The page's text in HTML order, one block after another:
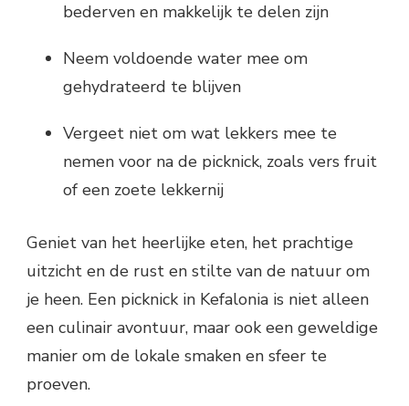
bederven en makkelijk te delen zijn
Neem voldoende water mee om
gehydrateerd te blijven
Vergeet niet om wat lekkers mee te
nemen voor na de picknick, zoals vers fruit
of een zoete lekkernij
Geniet van het heerlijke eten, het prachtige
uitzicht en de rust en stilte van de natuur om
je heen. Een picknick in Kefalonia is niet alleen
een culinair avontuur, maar ook een geweldige
manier om de lokale smaken en sfeer te
proeven.